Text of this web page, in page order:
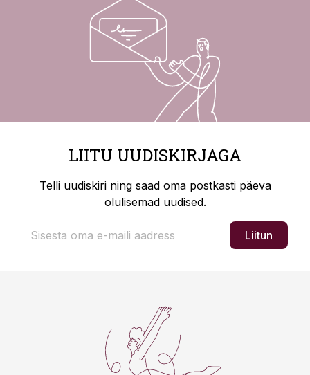
LIITU UUDISKIRJAGA
Telli uudiskiri ning saad oma postkasti päeva
olulisemad uudised.
Liitun